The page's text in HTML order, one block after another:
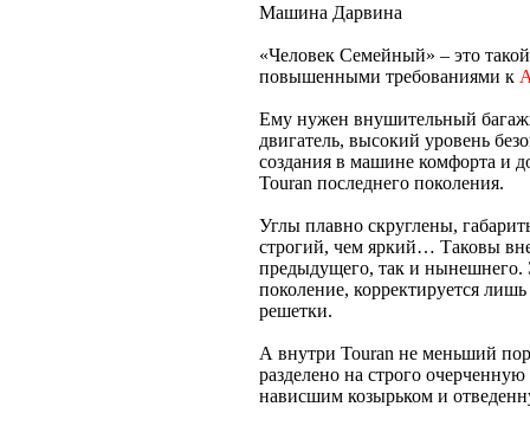
Машина Дарвина
«Человек Семейный» – это
повышенными требованиями к
Ему нужен внушительный
двигатель, высокий уровень
создания в машине комфорта и
Touran последнего поколения.
Углы плавно скруглены,
строгий, чем яркий… Таковы
предыдущего, так и нынешнего.
поколение, корректируется
решетки.
А внутри Touran не меньший
разделено на строго
нависшим козырьком и